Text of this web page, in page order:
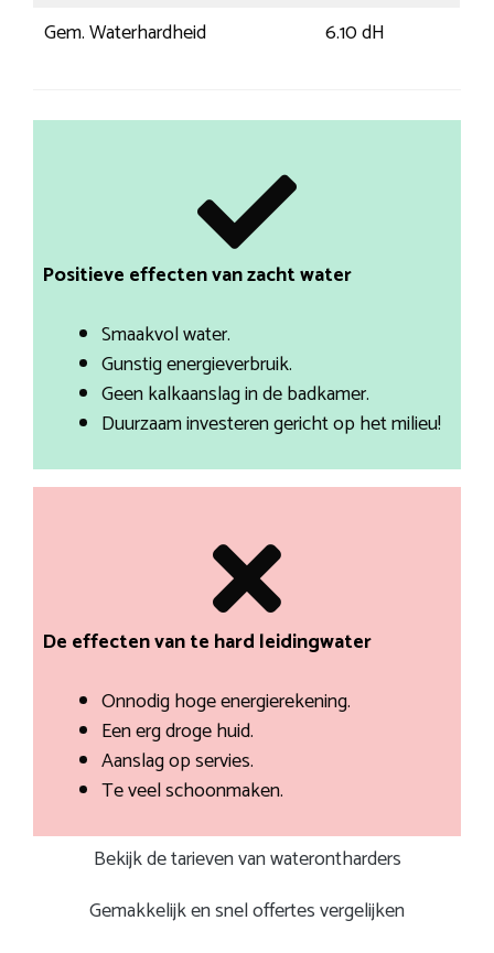
Gem. Waterhardheid
6.10 dH
Positieve effecten van zacht water
Smaakvol water.
Gunstig energieverbruik.
Geen kalkaanslag in de badkamer.
Duurzaam investeren gericht op het milieu!
De effecten van te hard leidingwater
Onnodig hoge energierekening.
Een erg droge huid.
Aanslag op servies.
Te veel schoonmaken.
Bekijk de tarieven van waterontharders
Gemakkelijk en snel offertes vergelijken